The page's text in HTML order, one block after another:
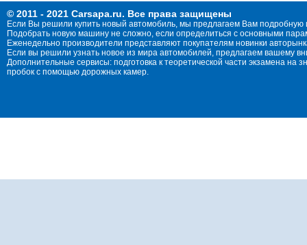
© 2011 - 2021 Carsapa.ru. Все права защищены
Если Вы решили купить новый автомобиль, мы предлагаем Вам
Подобрать новую машину не сложно, если определиться с основными
Еженедельно производители представляют покупателям новинки
Если вы решили узнать новое из мира автомобилей, предлагаем вашему
Дополнительные сервисы: подготовка к теоретической части экзамена
пробок с помощью дорожных камер.